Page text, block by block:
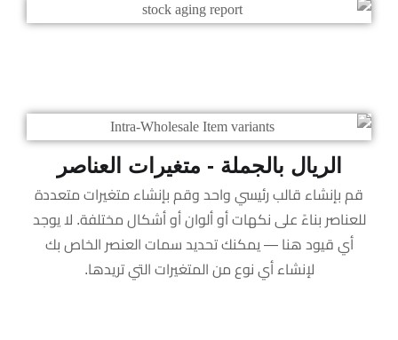
الريال بالجملة - متغيرات العناصر
قم بإنشاء قالب رئيسي واحد وقم بإنشاء متغيرات متعددة
للعناصر بناءً على نكهات أو ألوان أو أشكال مختلفة. لا يوجد
أي قيود هنا — يمكنك تحديد سمات العنصر الخاص بك
لإنشاء أي نوع من المتغيرات التي تريدها.